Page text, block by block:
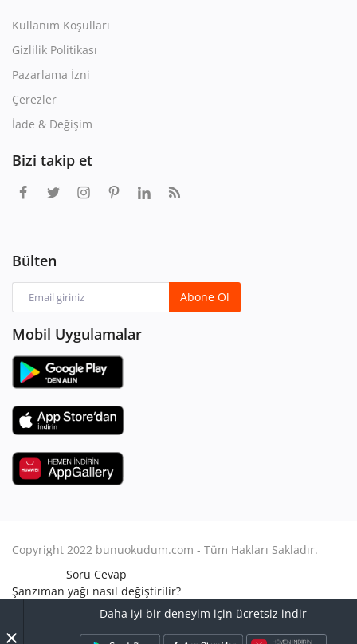
Daha iyi bir deneyim için ücretsiz indir
Kullanım Koşulları
Gizlilik Politikası
Pazarlama İzni
Çerezler
İade & Değişim
Bizi takip et
Bülten
Abone Ol
Mobil Uygulamalar
Copyright 2022 bunuokudum.com - Tüm Hakları Sakladır.
Soru Cevap
Şanzıman yağı nasıl değiştirilir?
Aile Hukuku
Avukat Nasıl Olunur?
Turbo arızası nasıl anlaşılır?